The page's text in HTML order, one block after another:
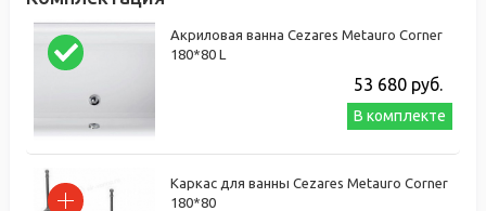
Акриловая ванна Cezares Metauro Corner
180*80 L
53 680 руб.
В комплекте
Каркас для ванны Cezares Metauro Corner
180*80